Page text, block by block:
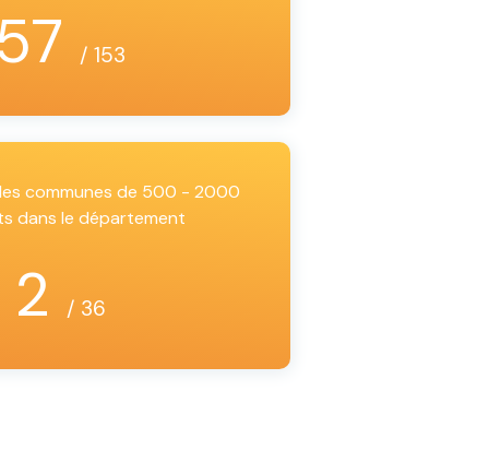
/ 153
communes de 500 - 2000
dans le département
2 / 36